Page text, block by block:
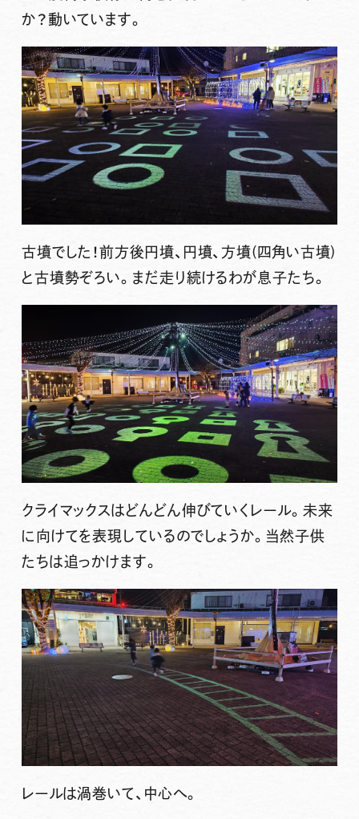
か？動いています。
古墳でした！前方後円墳、円墳、方墳(四角い古墳)
と古墳勢ぞろい。まだ走り続けるわが息子たち。
クライマックスはどんどん伸びていくレール。未来
に向けてを表現しているのでしょうか。当然子供
たちは追っかけます。
レールは渦巻いて、中心へ。